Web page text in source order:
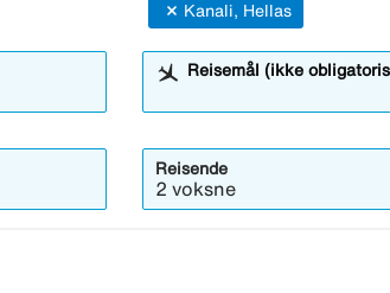
Reisemål (ikke
Kanali, Hellas
Reisende
2 voksne